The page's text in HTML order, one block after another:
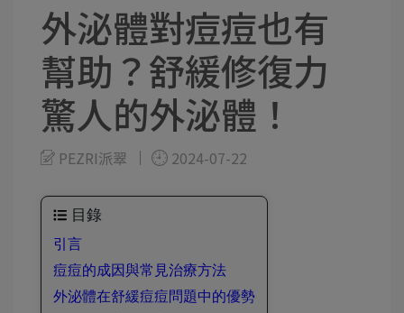
外泌體對痘痘也有
幫助？舒緩修復力
驚人的外泌體！
PEZRI派翠 2024-07-22
目錄
引言
痘痘的成因與常見治療方法
外泌體在舒緩痘痘問題中的優勢